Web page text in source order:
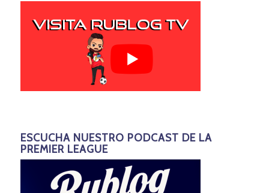
ESCUCHA NUESTRO PODCAST DE LA
PREMIER LEAGUE